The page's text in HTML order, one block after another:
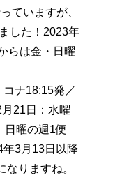
ていますが、
した！2023年
らは金・日曜
ナ18:15発／
21日：水曜
日曜の週1便
年3月13日以降
りますね。